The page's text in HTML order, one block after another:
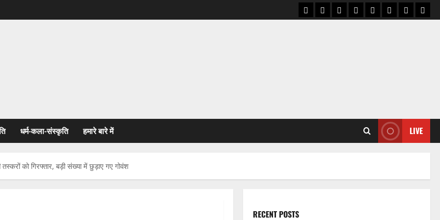
बिलासपुरछत्तीसगढ़
मुंगेली अपराधप्रशासनिक
राजनीतिधर्म-
हमारे
धर्म-कला-संस्कृति हमारे बारे में LIVE
को गिरफ्तार, बड़ी संख्या में छुड़ाए गए गोवंश
RECENT POSTS